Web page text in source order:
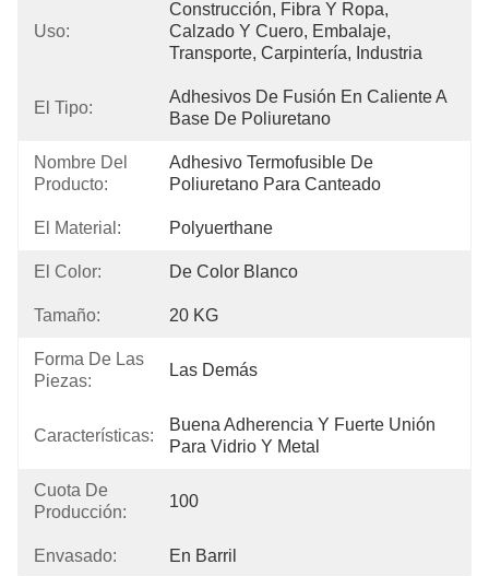
Uso:
Construcción, Fibra Y Ropa,
Calzado Y Cuero, Embalaje,
Transporte, Carpintería, Industria
El Tipo:
Adhesivos De Fusión En Caliente A
Base De Poliuretano
Nombre Del
Producto:
Adhesivo Termofusible De
Poliuretano Para Canteado
El Material: Polyuerthane
El Color: De Color Blanco
Tamaño: 20 KG
Forma De Las
Piezas:
Las Demás
Características:
Buena Adherencia Y Fuerte Unión
Para Vidrio Y Metal
Cuota De
Producción:
100
Envasado: En Barril